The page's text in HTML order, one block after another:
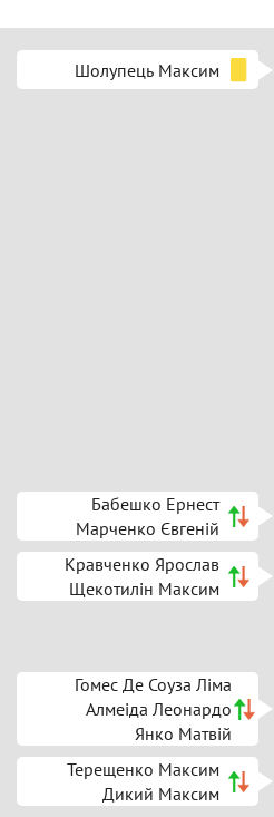
Шолупець Максим
Бабешко Ернест
Марченко Євгеній
Кравченко Ярослав
Щекотилін Максим
Гомес Де Соуза Ліма
Алмеіда Леонардо
Янко Матвій
Терещенко Максим
Дикий Максим